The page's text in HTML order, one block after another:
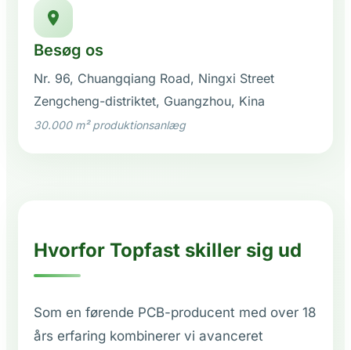
Besøg os
Nr. 96, Chuangqiang Road, Ningxi Street
Zengcheng-distriktet, Guangzhou, Kina
30.000 m² produktionsanlæg
Hvorfor Topfast skiller sig ud
Som en førende PCB-producent med over 18
års erfaring kombinerer vi avanceret